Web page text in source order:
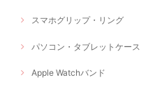
スマホグリップ・リング
パソコン・タブレットケース
Apple Watchバンド